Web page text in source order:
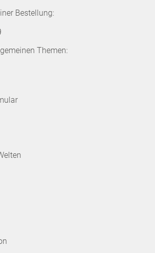
Bestellung:
Themen: